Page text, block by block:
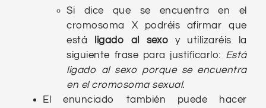
Si dice que se encuentra en el
cromosoma X podréis afirmar que
está ligado al sexo y utilizaréis la
siguiente frase para justificarlo: Está
ligado al sexo porque se encuentra
en el cromosoma sexual.
El enunciado también puede hacer